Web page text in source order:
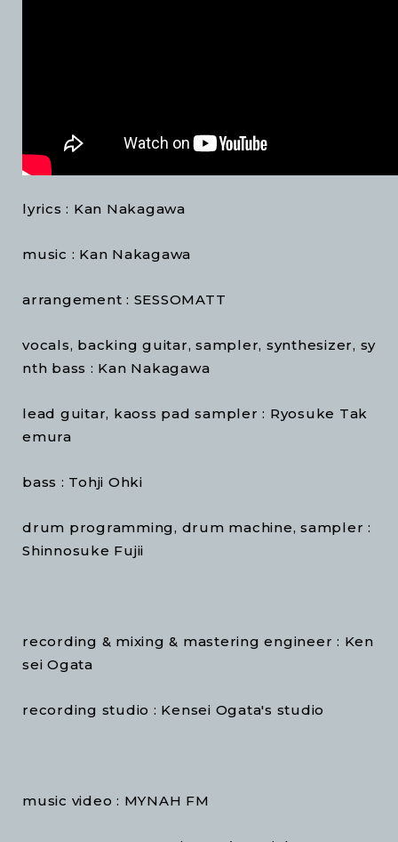
lyrics : Kan Nakagawa
music : Kan Nakagawa
arrangement : SESSOMATT
vocals, backing guitar, sampler, synthesizer, sy
nth bass : Kan Nakagawa
lead guitar, kaoss pad sampler : Ryosuke Tak
emura
bass : Tohji Ohki
drum programming, drum machine, sampler :
Shinnosuke Fujii
recording & mixing & mastering engineer : Ken
sei Ogata
recording studio : Kensei Ogata's studio
music video : MYNAH FM